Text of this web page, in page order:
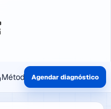
Método Produtos
Agendar diagnóstico